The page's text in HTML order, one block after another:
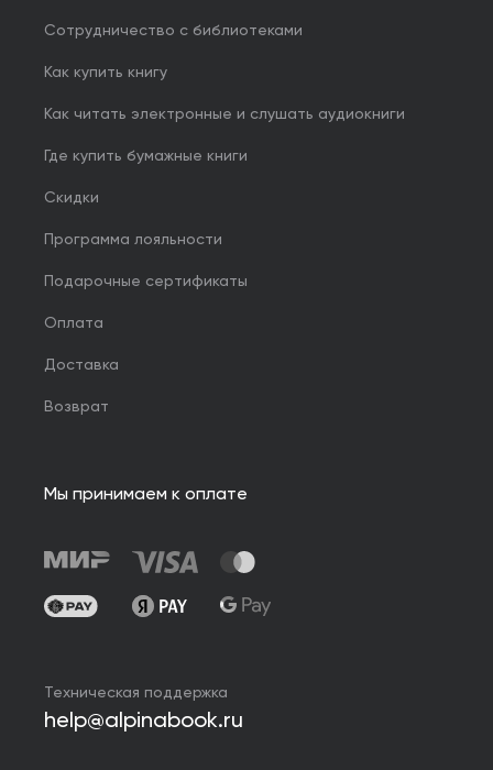
Сотрудничество с библиотеками
Как купить книгу
Как читать электронные и слушать аудиокниги
Где купить бумажные книги
Скидки
Программа лояльности
Подарочные сертификаты
Оплата
Доставка
Возврат
Мы принимаем к оплате
Техническая поддержка
help@alpinabook.ru